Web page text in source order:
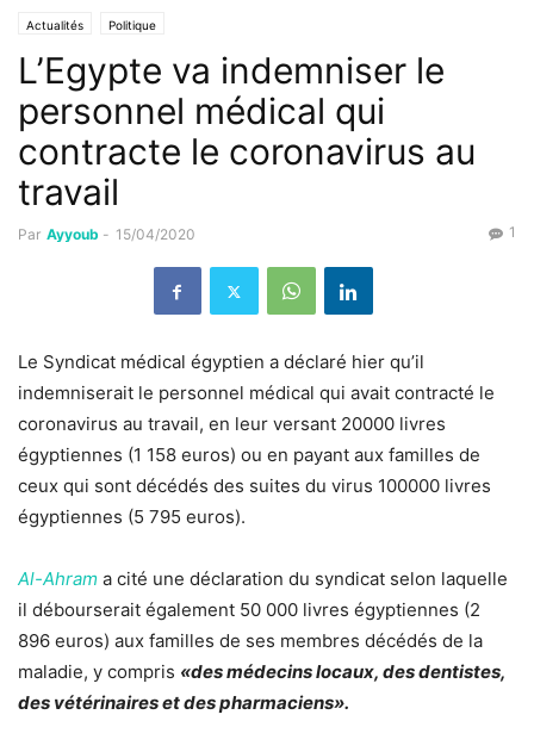
Actualités Politique
L’Egypte va indemniser le
personnel médical qui
contracte le coronavirus au
travail
Par Ayyoub - 15/04/2020 1
Le Syndicat médical égyptien a déclaré hier qu’il
indemniserait le personnel médical qui avait contracté le
coronavirus au travail, en leur versant 20000 livres
égyptiennes (1 158 euros) ou en payant aux familles de
ceux qui sont décédés des suites du virus 100000 livres
égyptiennes (5 795 euros).
Al-Ahram a cité une déclaration du syndicat selon laquelle
il débourserait également 50 000 livres égyptiennes (2
896 euros) aux familles de ses membres décédés de la
maladie, y compris «des médecins locaux, des dentistes,
des vétérinaires et des pharmaciens».